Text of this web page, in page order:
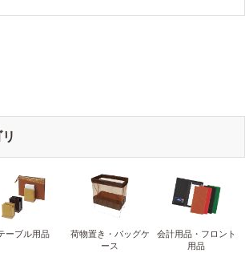
ーブル用品
荷物置き・バッグケ
ース
会計用品・フロント
用品